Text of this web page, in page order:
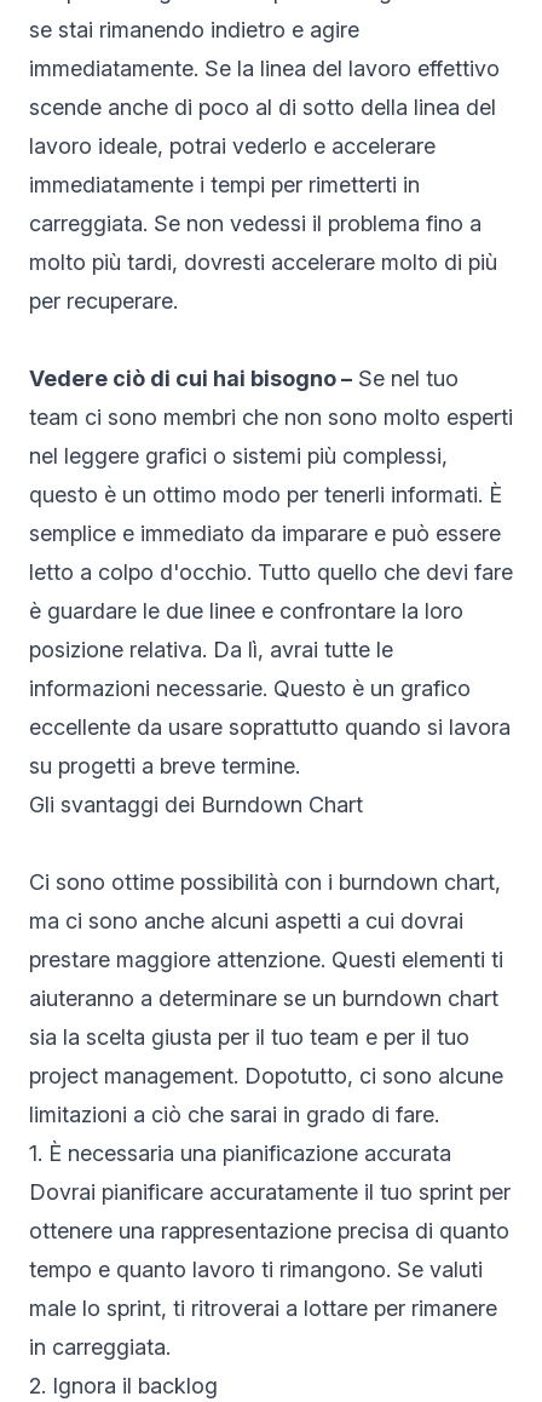
se stai rimanendo indietro e agire
immediatamente. Se la linea del lavoro effettivo
scende anche di poco al di sotto della linea del
lavoro ideale, potrai vederlo e accelerare
immediatamente i tempi per rimetterti in
carreggiata. Se non vedessi il problema fino a
molto più tardi, dovresti accelerare molto di più
per recuperare.
Vedere ciò di cui hai bisogno – Se nel tuo
team ci sono membri che non sono molto esperti
nel leggere grafici o sistemi più complessi,
questo è un ottimo modo per tenerli informati. È
semplice e immediato da imparare e può essere
letto a colpo d'occhio. Tutto quello che devi fare
è guardare le due linee e confrontare la loro
posizione relativa. Da lì, avrai tutte le
informazioni necessarie. Questo è un grafico
eccellente da usare soprattutto quando si lavora
su progetti a breve termine.
Gli svantaggi dei Burndown Chart
Ci sono ottime possibilità con i burndown chart,
ma ci sono anche alcuni aspetti a cui dovrai
prestare maggiore attenzione. Questi elementi ti
aiuteranno a determinare se un burndown chart
sia la scelta giusta per il tuo team e per il tuo
project management. Dopotutto, ci sono alcune
limitazioni a ciò che sarai in grado di fare.
1. È necessaria una pianificazione accurata
Dovrai pianificare accuratamente il tuo sprint per
ottenere una rappresentazione precisa di quanto
tempo e quanto lavoro ti rimangono. Se valuti
male lo sprint, ti ritroverai a lottare per rimanere
in carreggiata.
2. Ignora il backlog